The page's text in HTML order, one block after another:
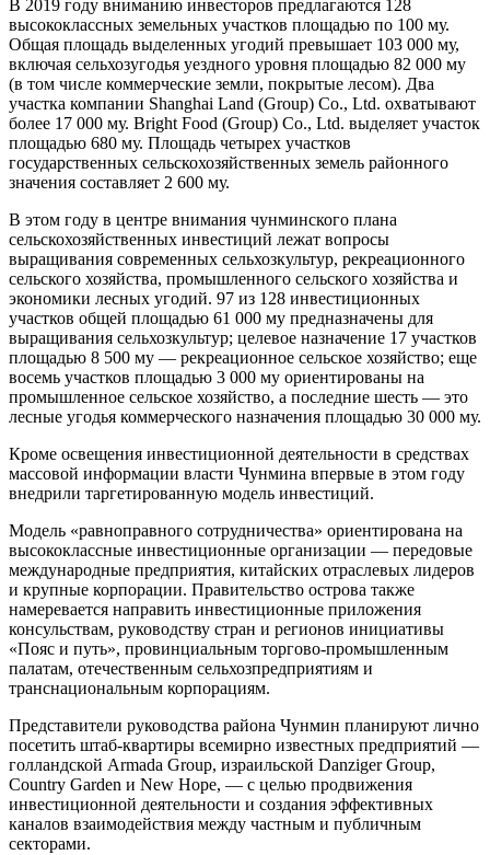
В 2019 году вниманию инвесторов предлагаются 128
высококлассных земельных участков площадью по 100 му.
Общая площадь выделенных угодий превышает 103 000 му,
включая сельхозугодья уездного уровня площадью 82 000 му
(в том числе коммерческие земли, покрытые лесом). Два
участка компании Shanghai Land (Group) Co., Ltd. охватывают
более 17 000 му. Bright Food (Group) Co., Ltd. выделяет участок
площадью 680 му. Площадь четырех участков
государственных сельскохозяйственных земель районного
значения составляет 2 600 му.
В этом году в центре внимания чунминского плана
сельскохозяйственных инвестиций лежат вопросы
выращивания современных сельхозкультур, рекреационного
сельского хозяйства, промышленного сельского хозяйства и
экономики лесных угодий. 97 из 128 инвестиционных
участков общей площадью 61 000 му предназначены для
выращивания сельхозкультур; целевое назначение 17 участков
площадью 8 500 му — рекреационное сельское хозяйство; еще
восемь участков площадью 3 000 му ориентированы на
промышленное сельское хозяйство, а последние шесть — это
лесные угодья коммерческого назначения площадью 30 000 му.
Кроме освещения инвестиционной деятельности в средствах
массовой информации власти Чунмина впервые в этом году
внедрили таргетированную модель инвестиций.
Модель «равноправного сотрудничества» ориентирована на
высококлассные инвестиционные организации — передовые
международные предприятия, китайских отраслевых лидеров
и крупные корпорации. Правительство острова также
намеревается направить инвестиционные приложения
консульствам, руководству стран и регионов инициативы
«Пояс и путь», провинциальным торгово-промышленным
палатам, отечественным сельхозпредприятиям и
транснациональным корпорациям.
Представители руководства района Чунмин планируют лично
посетить штаб-квартиры всемирно известных предприятий —
голландской Armada Group, израильской Danziger Group,
Country Garden и New Hope, — с целью продвижения
инвестиционной деятельности и создания эффективных
каналов взаимодействия между частным и публичным
секторами.